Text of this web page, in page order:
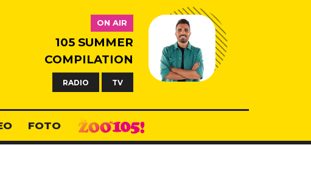
ON AIR
105 SUMMER
COMPILATION
RADIO TV
FOTO